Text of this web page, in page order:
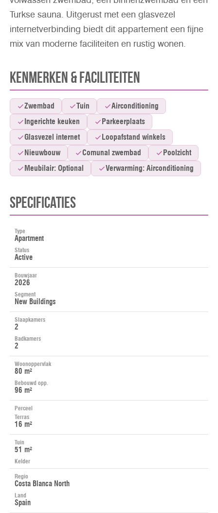
Turkse sauna. Uitgerust met een glasvezel
internetverbinding biedt dit appartement een fijne
mix van moderne faciliteiten en rustig wonen.
Kenmerken & Faciliteiten
Zwembad Tuin
Airconditioning
Ingerichte keuken
Parkeerplaats
Glasvezel internet
Loopafstand winkels
Nieuwbouw
Comunal zwembad
Poolzicht
Meubilair: Optional
Verwarming: Airconditioning
Specificaties
Type
Apartment
Status
Active
Bouwjaar
2026
Segment
New Buildings
Slaapkamers
2
Badkamers
2
Woonoppervlak
80 m²
Bebouwd opp.
96 m²
Perceel
Terras
16 m²
Tuin
51 m²
Kelder
Regio
Costa Blanca North
Land
Spain